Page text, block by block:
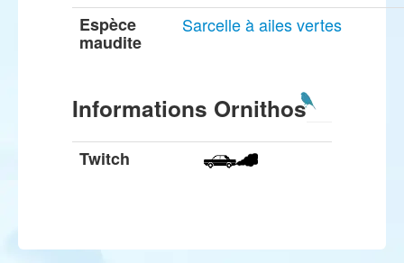
Espèce
maudite
Sarcelle à ailes vertes
Informations Ornithos
Twitch